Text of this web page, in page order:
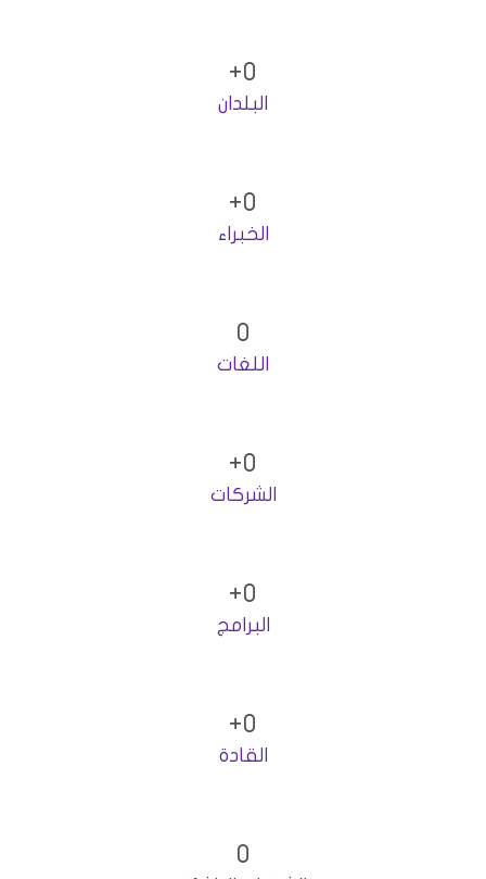
0
+
البلدان
0
+
الخبراء
0
اللغات
0
+
الشركات
0
+
البرامج
0
+
القادة
0